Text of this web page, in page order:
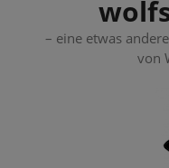
– eine etwas
von